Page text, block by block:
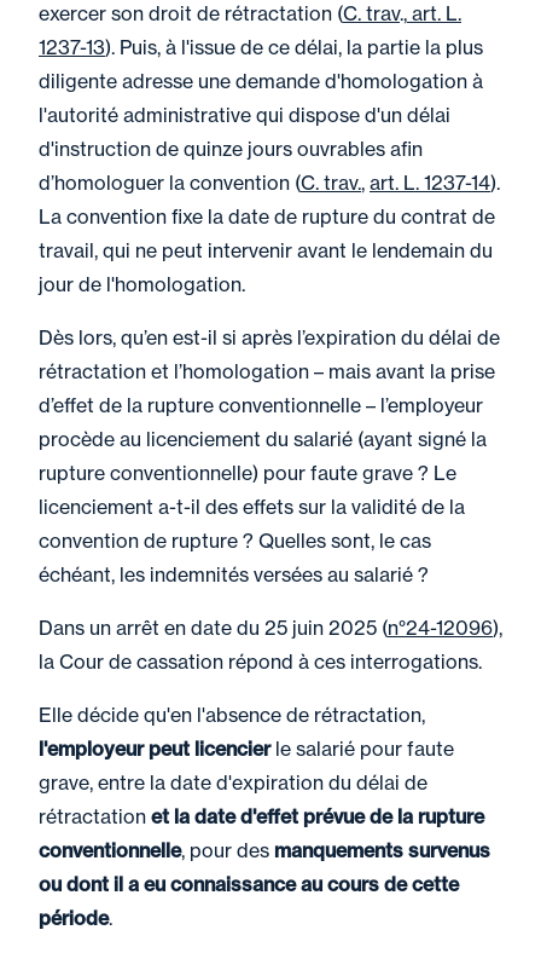
exercer son droit de rétractation (C. trav., art. L.
1237-13). Puis, à l'issue de ce délai, la partie la plus
diligente adresse une demande d'homologation à
l'autorité administrative qui dispose d'un délai
d'instruction de quinze jours ouvrables afin
d’homologuer la convention (C. trav., art. L. 1237-14).
La convention fixe la date de rupture du contrat de
travail, qui ne peut intervenir avant le lendemain du
jour de l'homologation.
Dès lors, qu’en est-il si après l’expiration du délai de
rétractation et l’homologation – mais avant la prise
d’effet de la rupture conventionnelle – l’employeur
procède au licenciement du salarié (ayant signé la
rupture conventionnelle) pour faute grave ? Le
licenciement a-t-il des effets sur la validité de la
convention de rupture ? Quelles sont, le cas
échéant, les indemnités versées au salarié ?
Dans un arrêt en date du 25 juin 2025 (n°24-12096),
la Cour de cassation répond à ces interrogations.
Elle décide qu'en l'absence de rétractation,
l'employeur peut licencierle salarié pour faute
grave, entre la date d'expiration du délai de
rétractation et la date d'effet prévue de la rupture
conventionnelle, pour des manquements survenus
ou dont il a eu connaissance au cours de cette
période.